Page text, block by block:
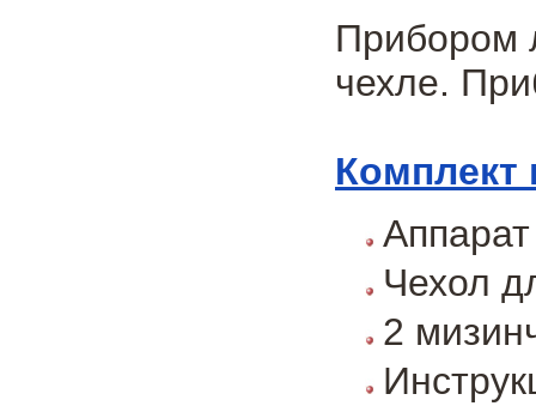
Прибором
чехле.
Комплект
Чехол
2